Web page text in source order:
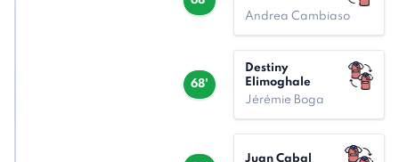
Andrea Cambiaso
68'
Destiny
Elimoghale
Jérémie Boga
Juan Cabal